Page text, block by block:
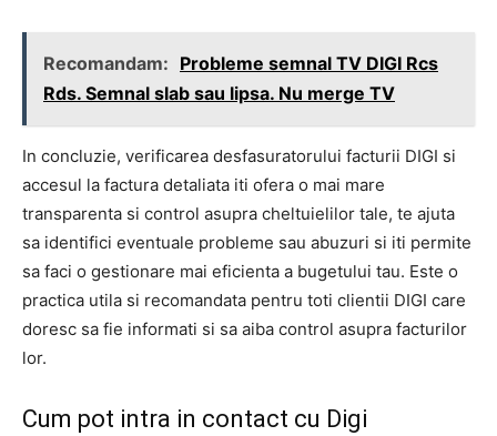
Recomandam: Probleme semnal TV DIGI Rcs
Rds. Semnal slab sau lipsa. Nu merge TV
In concluzie, verificarea desfasuratorului facturii DIGI si
accesul la factura detaliata iti ofera o mai mare
transparenta si control asupra cheltuielilor tale, te ajuta
sa identifici eventuale probleme sau abuzuri si iti permite
sa faci o gestionare mai eficienta a bugetului tau. Este o
practica utila si recomandata pentru toti clientii DIGI care
doresc sa fie informati si sa aiba control asupra facturilor
lor.
Cum pot intra in contact cu Digi